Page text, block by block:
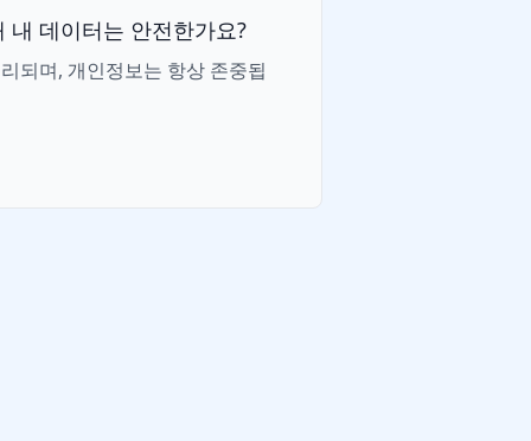
데이터는 안전한가요?
되며, 개인정보는 항상 존중됩